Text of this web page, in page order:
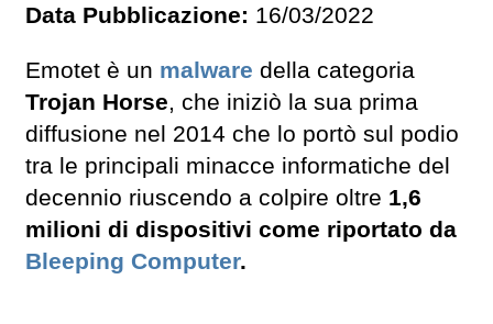
Data Pubblicazione: 16/03/2022
Emotet è un malware della categoria
Trojan Horse, che iniziò la sua prima
diffusione nel 2014 che lo portò sul podio
tra le principali minacce informatiche del
decennio riuscendo a colpire oltre 1,6
milioni di dispositivi come riportato da
Bleeping Computer.